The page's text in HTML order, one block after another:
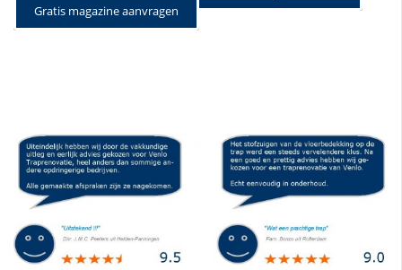
Gratis magazine aanvragen